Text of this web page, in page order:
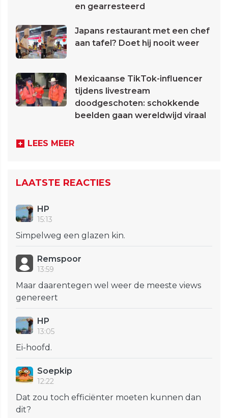
en gearresteerd
Japans restaurant met een chef
aan tafel? Doet hij nooit weer
Mexicaanse TikTok-influencer
tijdens livestream
doodgeschoten: schokkende
beelden gaan wereldwijd viraal
LEES MEER
LAATSTE REACTIES
HP
15:13
Simpelweg een glazen kin.
Remspoor
13:59
Maar daarentegen wel weer de meeste views
genereert
HP
13:05
Ei-hoofd.
Soepkip
12:22
Dat zou toch efficiënter moeten kunnen dan
dit?